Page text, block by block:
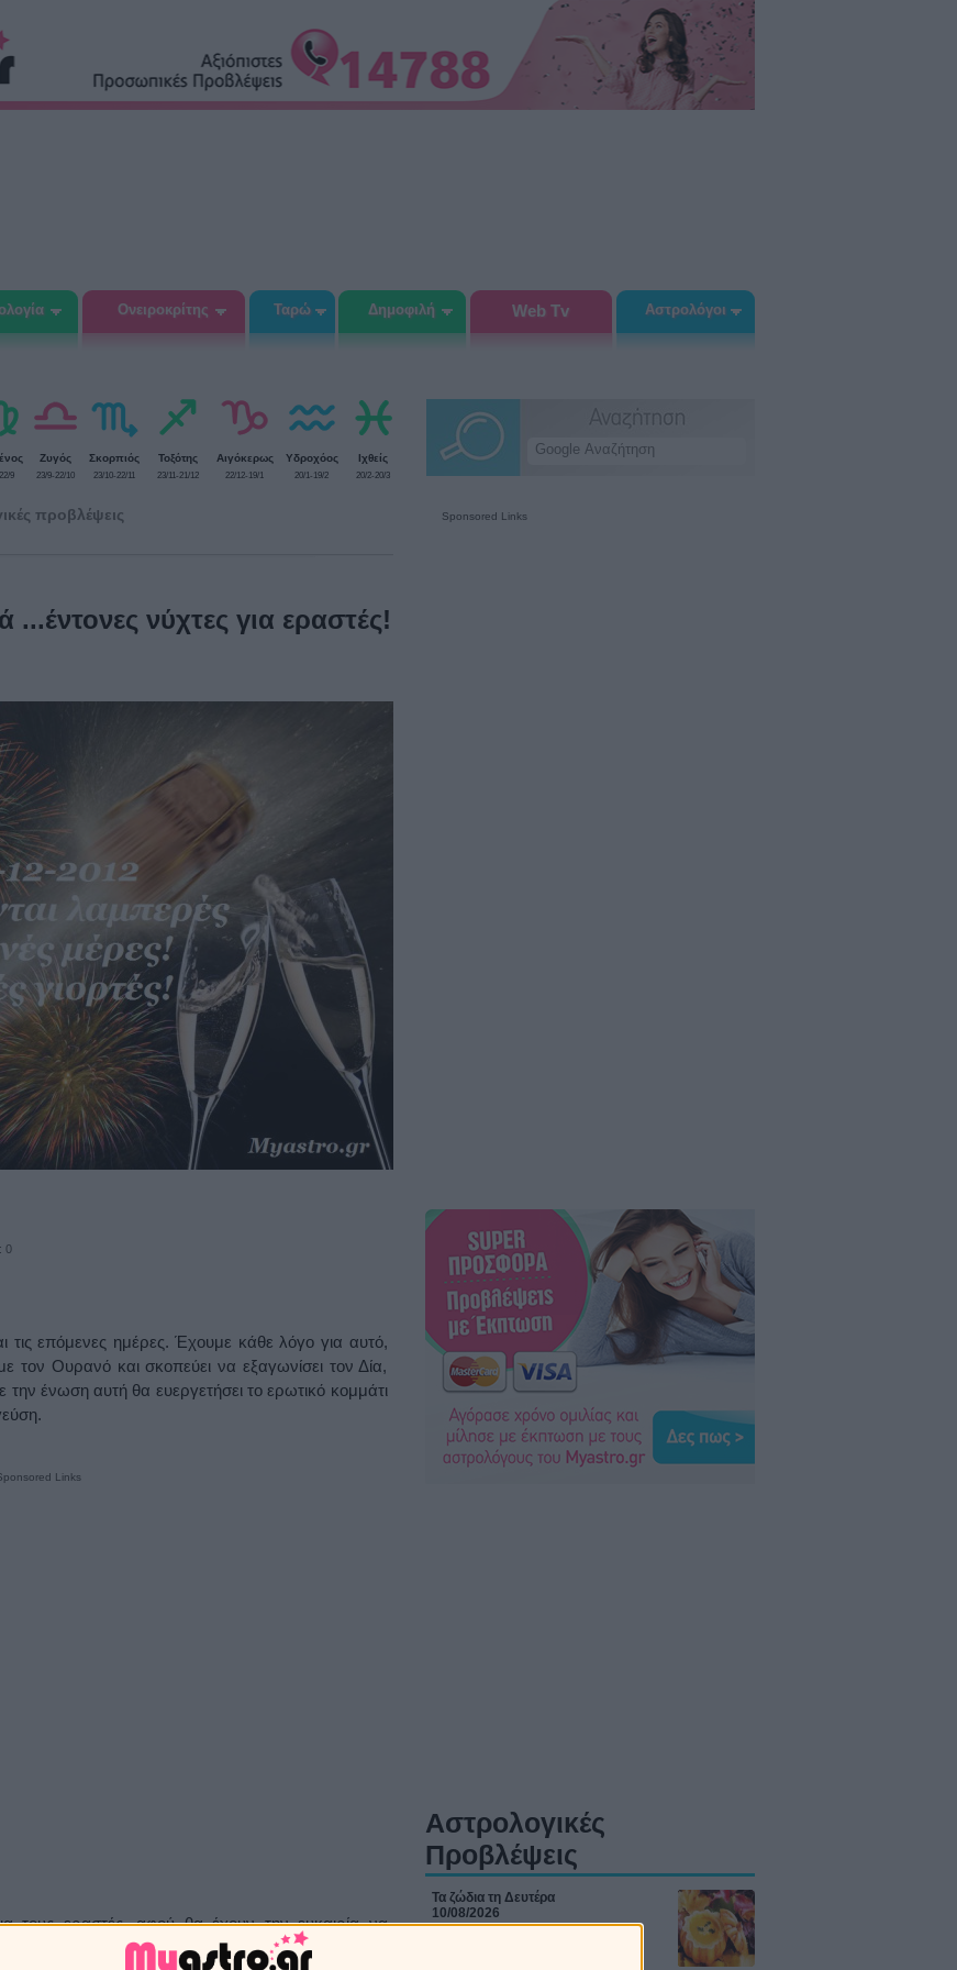
Ονειροκρίτης Ταρώ Δημοφιλή Web Tv Αστρολόγοι
9
Ζυγός
23/9-22/10
Σκορπιός
23/10-22/11
Τοξότης
23/11-21/12
Αιγόκερως
22/12-19/1
Υδροχόος
20/1-19/2
Ιχθείς
20/2-20/3
προβλέψεις
...έντονες νύχτες για εραστές!
0
τις επόμενες ημέρες. Έχουμε κάθε λόγο για αυτό,
τον Ουρανό και σκοπεύει να εξαγωνίσει τον Δία,
την ένωση αυτή θα ευεργετήσει το ερωτικό κομμάτι
Links
τους εραστές, αφού θα έχουν την ευκαιρία να
ακόμα πιο κοντά. Οχι μόνο σωματικά, μέσα σε
Sponsored Links
Αστρολογικές
Προβλέψεις
Τα ζώδια τη Δευτέρα
10/08/2026